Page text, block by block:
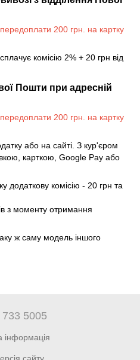
200 грн. на картку
комісію 2% + 20 грн від
Пошти при адресній
200 грн. на картку
або на сайті. З кур'єром
карткою, Google Pay або
додаткову комісію - 20 грн та
з моменту отримання
ж саму модель іншого
5005
інформація
сайту